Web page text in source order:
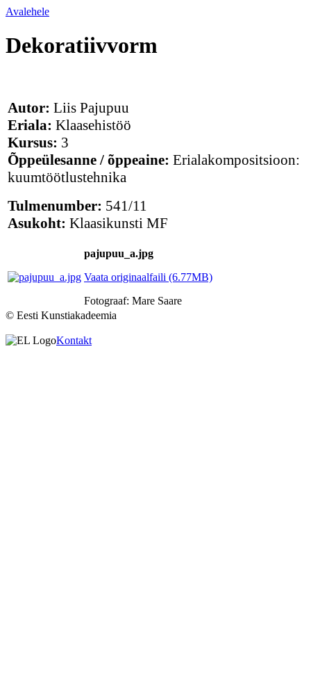
Avalehele
Dekoratiivvorm
Autor: Liis Pajupuu
Eriala: Klaasehistöö
Kursus: 3
Õppeülesanne / õppeaine: Erialakompositsioon:
kuumtöötlustehnika
Tulmenumber: 541/11
Asukoht: Klaasikunsti MF
pajupuu_a.jpg
Vaata originaalfaili (6.77MB)
Fotograaf: Mare Saare
© Eesti Kunstiakadeemia
Kontakt